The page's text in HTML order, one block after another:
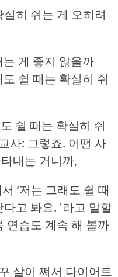
히 쉬는 게 오히려
는 게 좋지 않을까
쉴 때는 확실히 쉬
쉴 때는 확실히 쉬
사: 그렇죠. 어떤 사
내는 거니까,
‘저는 그래도 쉴 때
고 봐요. '라고 말할
연습도 계속 해 볼까
살이 쪄서 다이어트